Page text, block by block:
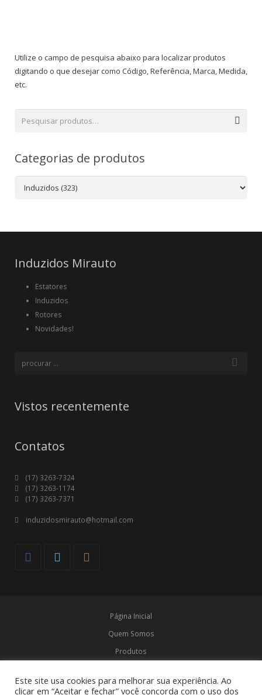
Utilize o campo de pesquisa abaixo para localizar produtos
digitando o que desejar como Código, Referência, Marca, Medida,
etc.
Categorias de produtos
Induzidos Mirauto
Estatores
Induzidos
Rotores
Novidades!
Vistos recentemente
Contatos
(17) 3263-7324
(17) 3263-1174
(17) 3263-7371
induzidosmirauto@hotmail.com
Página Inicial
Quem Somos
Produtos
Contato
Este site usa cookies para melhorar sua experiência. Ao
clicar em “Aceitar e fechar” você concorda com o uso dos